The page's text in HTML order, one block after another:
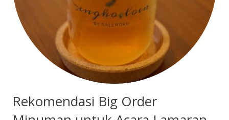
Rekomendasi Big Order